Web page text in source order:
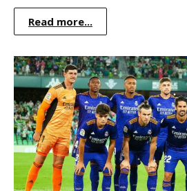
Read more...